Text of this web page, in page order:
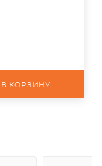
В КОРЗИНУ